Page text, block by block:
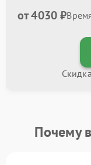
от 4030 ₽
Почему